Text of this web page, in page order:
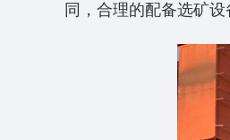
同，合理的配备选矿设